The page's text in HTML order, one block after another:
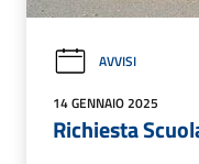
AVVISI
14 GENNAIO 2025
Richiesta